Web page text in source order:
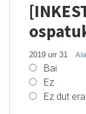
2019 urr 31
Bai
Ez
Ez dut